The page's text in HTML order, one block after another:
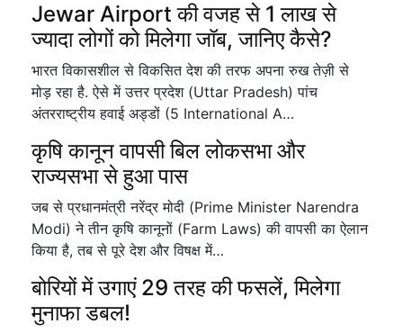
Jewar Airport की वजह से 1 लाख से
ज्यादा लोगों को मिलेगा जॉब, जानिए कैसे?
भारत विकासशील से विकसित देश की तरफ अपना रुख तेज़ी से
मोड़ रहा है. ऐसे में उत्तर प्रदेश (Uttar Pradesh) पांच
अंतरराष्ट्रीय हवाई अड्डों (5 International A…
कृषि कानून वापसी बिल लोकसभा और
राज्यसभा से हुआ पास
जब से प्रधानमंत्री नरेंद्र मोदी (Prime Minister Narendra
Modi) ने तीन कृषि कानूनों (Farm Laws) की वापसी का ऐलान
किया है, तब से पूरे देश और विषक्ष में…
बोरियों में उगाएं 29 तरह की फसलें, मिलेगा
मुनाफा डबल!